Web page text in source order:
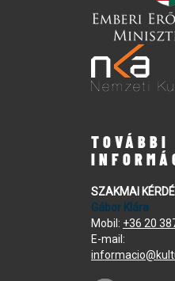
TOVÁBBI
SZAKMAI
Gábor Klára
Mobil: +36 20
E-mail: